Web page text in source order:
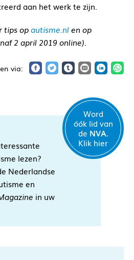
aan het werk te zijn.
tips opautisme.nlen op
2 april 2019 online).
lezen?
Nederlandse
en
in uw
Word
óók lid van
de NVA.
Klik hier